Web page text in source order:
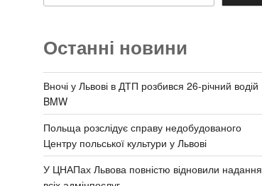
Останні новини
Вночі у Львові в ДТП розбився 26-річний водій
BMW
Польща розслідує справу недобудованого
Центру польської культури у Львові
У ЦНАПах Львова повністю відновили надання